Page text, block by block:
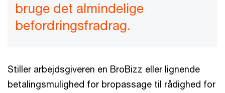
bruge det almindelige
befordringsfradrag.
Stiller arbejdsgiveren en BroBizz eller lignende
betalingsmulighed for bropassage til rådighed for